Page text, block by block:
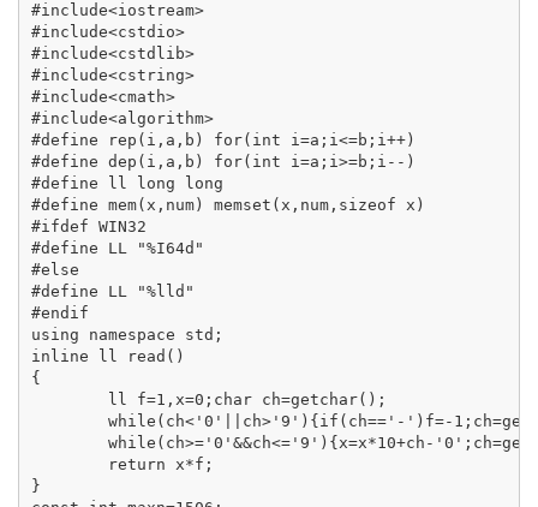
#include<iostream>
#include<cstdio>
#include<cstdlib>
#include<cstring>
#include<cmath>
#include<algorithm>
#define rep(i,a,b) for(int i=a;i<=b;i++)
#define dep(i,a,b) for(int i=a;i>=b;i--)
#define ll long long
#define mem(x,num) memset(x,num,sizeof x)
#ifdef WIN32
#define LL "%I64d"
#else
#define LL "%lld"
#endif
using namespace std;
inline ll read()
{
}